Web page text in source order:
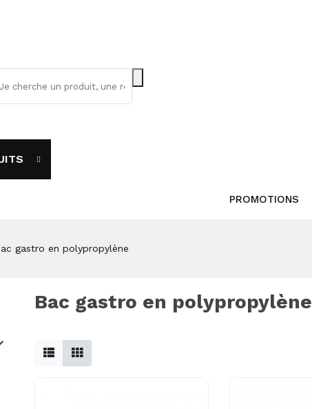
PROMOTIONS
gastro en polypropylène
Bac gastro en polypropylène